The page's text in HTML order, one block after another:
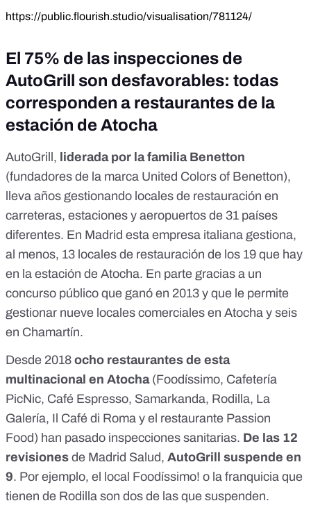
https://public.flourish.studio/visualisation/781124/
El 75% de las inspecciones de
AutoGrill son desfavorables: todas
corresponden a restaurantes de la
estación de Atocha
AutoGrill, liderada por la familia Benetton
(fundadores de la marca United Colors of Benetton),
lleva años gestionando locales de restauración en
carreteras, estaciones y aeropuertos de 31 países
diferentes. En Madrid esta empresa italiana gestiona,
al menos, 13 locales de restauración de los 19 que hay
en la estación de Atocha. En parte gracias a un
concurso público que ganó en 2013 y que le permite
gestionar nueve locales comerciales en Atocha y seis
en Chamartín.
Desde 2018 ocho restaurantes de esta
multinacional en Atocha (Foodíssimo, Cafetería
PicNic, Café Espresso, Samarkanda, Rodilla, La
Galería, Il Café di Roma y el restaurante Passion
Food) han pasado inspecciones sanitarias. De las 12
revisiones de Madrid Salud, AutoGrill suspende en
9. Por ejemplo, el local Foodíssimo! o la franquicia que
tienen de Rodilla son dos de las que suspenden.